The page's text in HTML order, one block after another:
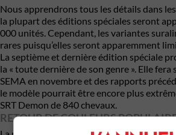
Nous apprendrons tous les détails dans
la plupart des éditions spéciales seront
000 unités. Cependant, les variantes
rares puisqu’elles seront apparemment
La septième et dernière édition spéciale
la « toute dernière de son genre ». Elle fera
SEMA en novembre et des rapports
le modèle pourrait être encore plus
SRT Demon de 840 chevaux.
RETOUR DE COULEURS